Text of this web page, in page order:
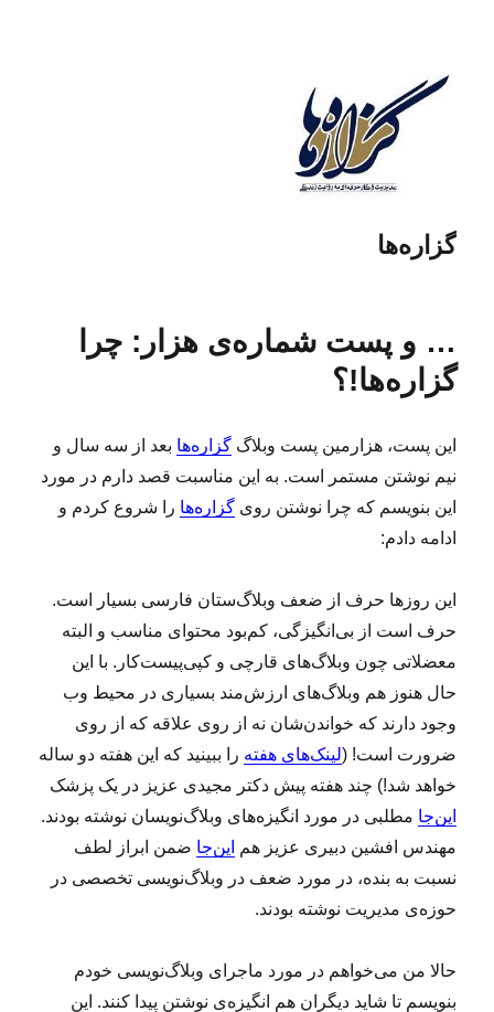
گزاره‌ها
… و پست شماره‌ی هزار: چرا
گزاره‌ها!؟
این پست، هزارمین پست وبلاگگزاره‌ها بعد از سه سال و
نیم نوشتن مستمر است. به این مناسبت قصد دارم در مورد
این بنویسم که چرا نوشتن رویگزاره‌ها را شروع کردم و
ادامه دادم:
این روزها حرف از ضعف وبلاگ‌ستان فارسی بسیار است.
حرف است از بی‌انگیزگی، کم‌بود محتوای مناسب و البته
معضلاتی چون وبلاگ‌های قارچی و کپی‌پیست‌کار. با این
حال هنوز هم وبلاگ‌های ارزش‌مند بسیاری در محیط وب
وجود دارند که خواندن‌شان نه از روی علاقه که از روی
ضرورت است! (لینک‌های هفته را ببینید که این هفته دو ساله
خواهد شد!) چند هفته پیش دکتر مجیدی عزیز در یک پزشک
این‌جا مطلبی در مورد انگیزه‌های وبلاگ‌نویسان نوشته بودند.
مهندس افشین دبیری عزیز هم
این‌جا ضمن ابراز لطف
نسبت به بنده، در مورد ضعف در وبلاگ‌‌نویسی تخصصی در
حوزه‌ی مدیریت نوشته بودند.
حالا من می‌خواهم در مورد ماجرای وبلاگ‌نویسی خودم
بنویسم تا شاید دیگران هم انگیزه‌ی نوشتن پیدا کنند. این